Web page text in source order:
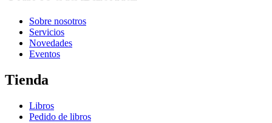
Sobre nosotros
Servicios
Novedades
Eventos
Tienda
Libros
Pedido de libros